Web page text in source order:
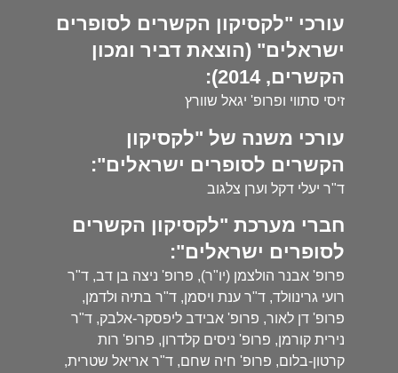
עורכי "לקסיקון הקשרים לסופרים
ישראלים" (הוצאת דביר ומכון
הקשרים, 2014):
זיסי סתווי ופרופ' יגאל שוורץ
עורכי משנה של "לקסיקון
הקשרים לסופרים ישראלים":
ד"ר יעלי דקל וערן צלגוב
חברי מערכת "לקסיקון הקשרים
לסופרים ישראלים":
פרופ' אבנר הולצמן (יו"ר), פרופ' ניצה בן דב, ד"ר
רועי גרינוולד, ד"ר ענת ויסמן, ד"ר בתיה ולדמן,
פרופ' דן לאור, פרופ' אבידב ליפסקר-אלבק, ד"ר
נירית קורמן, פרופ' ניסים קלדרון, פרופ' רות
קרטון-בלום, פרופ' חיה שחם, ד"ר אריאל שטרית,